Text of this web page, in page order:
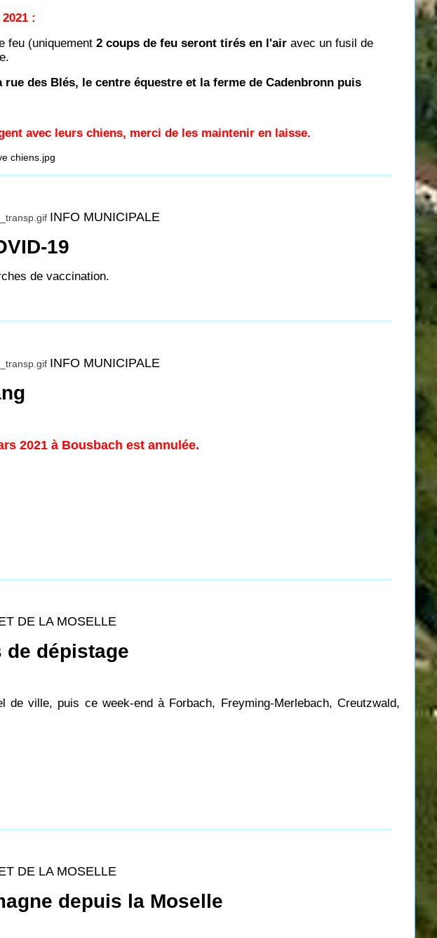
:
feu (uniquement 2 coups de feu seront tirés en l'air avec un fusil de
des Blés, le centre équestre et la ferme de Cadenbronn puis
avec leurs chiens, merci de les maintenir en laisse.
INFO MUNICIPALE
19
de vaccination.
INFO MUNICIPALE
2021 à Bousbach est annulée.
DE LA MOSELLE
de dépistage
ville, puis ce week-end à Forbach, Freyming-Merlebach, Creutzwald,
DE LA MOSELLE
depuis la Moselle